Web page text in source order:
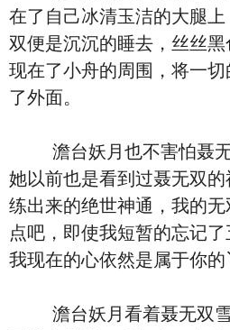
在了自己冰清玉洁的大腿
双便是沉沉的睡去，丝丝
现在了小舟的周围，将一
了外面。
澹台妖月也不害怕聂无
她以前也是看到过聂无双
练出来的绝世神通，我的
点吧，即使我短暂的忘记
我现在的心依然是属于你的
澹台妖月看着聂无双雪